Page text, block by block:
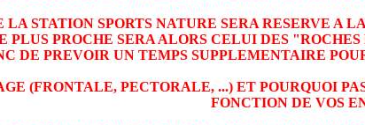
LA STATION SPORTS NATURE SERA RESERVE A
PLUS PROCHE SERA ALORS CELUI DES
DE PREVOIR UN TEMPS SUPPLEMENTAIRE
(FRONTALE, PECTORALE, ...) ET POURQUOI
FONCTION DE VOS